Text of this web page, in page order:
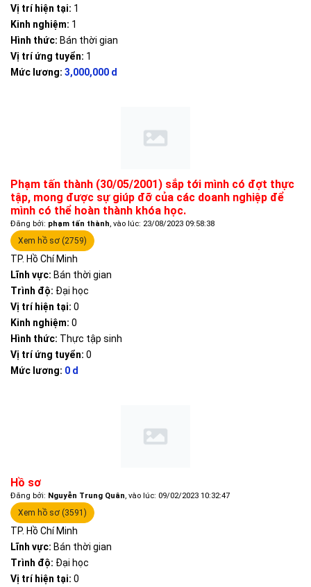
Vị trí hiện tại: 1
Kinh nghiệm: 1
Hình thức: Bán thời gian
Vị trí ứng tuyển: 1
Mức lương: 3,000,000 d
Phạm tấn thành (30/05/2001) sắp tới mình có đợt thực
tập, mong được sự giúp đỡ của các doanh nghiệp để
mình có thể hoàn thành khóa học.
Đăng bởi: phạm tấn thành, vào lúc: 23/08/2023 09:58:38
Xem hồ sơ (2759)
TP. Hồ Chí Minh
Lĩnh vực: Bán thời gian
Trình độ: Đại học
Vị trí hiện tại: 0
Kinh nghiệm: 0
Hình thức: Thực tập sinh
Vị trí ứng tuyển: 0
Mức lương: 0 d
Hồ sơ
Đăng bởi: Nguyễn Trung Quân, vào lúc: 09/02/2023 10:32:47
Xem hồ sơ (3591)
TP. Hồ Chí Minh
Lĩnh vực: Bán thời gian
Trình độ: Đại học
Vị trí hiện tại: 0